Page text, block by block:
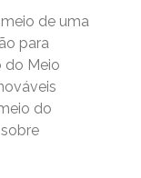
de uma
para
do Meio
do